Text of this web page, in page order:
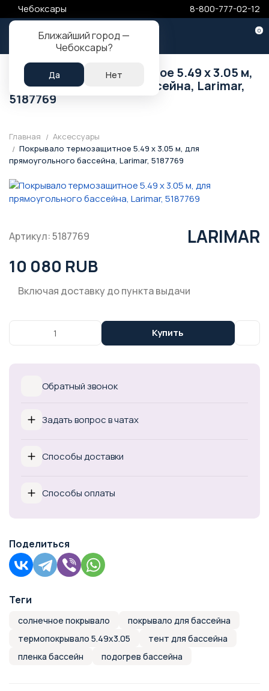
Чебоксары
Ближайший город —
Чебоксары?
8-800-777-02-12
0
Покрывало термозащитное 5.49 х 3.05 м,
для прямоугольного бассейна, Larimar,
5187769
Главная
Аксессуары
Покрывало термозащитное 5.49 х 3.05 м, для
прямоугольного бассейна, Larimar, 5187769
Артикул: 5187769 LARIMAR
10 080 RUB
Включая доставку до пункта выдачи
Купить
Обратный звонок
Задать вопрос в чатах
Способы доставки
Способы оплаты
Поделиться
Теги
солнечное покрывало
покрывало для бассейна
термопокрывало 5.49х3.05
тент для бассейна
пленка бассейн
подогрев бассейна